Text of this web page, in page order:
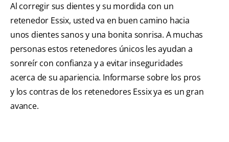
Al corregir sus dientes y su mordida con un
retenedor Essix, usted va en buen camino hacia
unos dientes sanos y una bonita sonrisa. A muchas
personas estos retenedores únicos les ayudan a
sonreír con confianza y a evitar inseguridades
acerca de su apariencia. Informarse sobre los pros
y los contras de los retenedores Essix ya es un gran
avance.